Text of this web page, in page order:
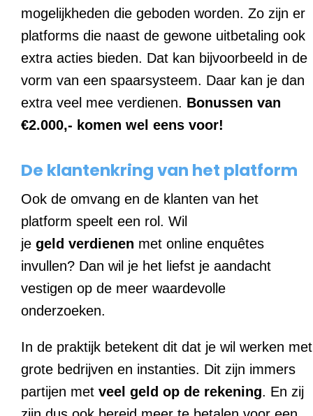
mogelijkheden die geboden worden. Zo zijn er
platforms die naast de gewone uitbetaling ook
extra acties bieden. Dat kan bijvoorbeeld in de
vorm van een spaarsysteem. Daar kan je dan
extra veel mee verdienen. Bonussen van
€2.000,- komen wel eens voor!
De klantenkring van het platform
Ook de omvang en de klanten van het
platform speelt een rol. Wil
je geld verdienen met online enquêtes
invullen? Dan wil je het liefst je aandacht
vestigen op de meer waardevolle
onderzoeken.
In de praktijk betekent dit dat je wil werken met
grote bedrijven en instanties. Dit zijn immers
partijen met veel geld op de rekening. En zij